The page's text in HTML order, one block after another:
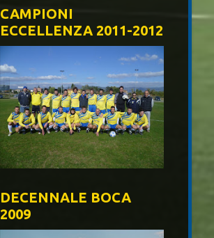
CAMPIONI
ECCELLENZA 2011-2012
DECENNALE BOCA
2009